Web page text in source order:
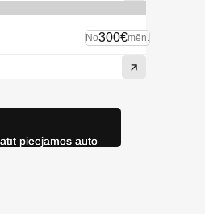
No300€mēn.